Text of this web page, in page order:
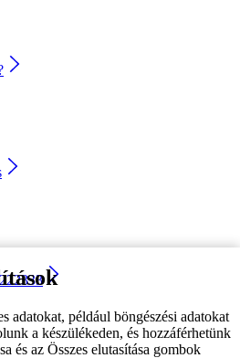
adatokat, például böngészési adatokat
a készülékeden, és hozzáférhetünk
és az Összes elutasítása gombok